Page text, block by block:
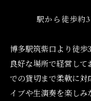
駅から徒歩約
博多駅筑紫口より徒
良好な場所で経営し
での貸切まで柔軟に対
イブや生演奏を楽しみ